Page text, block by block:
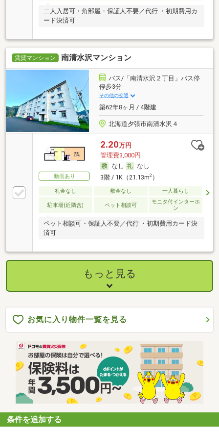
二人入居可・角部屋・保証人不要／代行 ・初期費用カ
ード決済可
賃貸マンション 南清水沢マンション
バス/「南清水沢２丁目」バス停
停歩3分
その他の交通
築62年8ヶ月 / 4階建
北海道夕張市南清水沢４
動画あり
2.20万円
管理費3,000円
なし
なし
3階 / 1K（21.13m2）
礼金なし 敷金なし 一人暮らし
駐車場(近隣含) ペット相談可
モニタ付インターホ
ン
ペット相談可・保証人不要／代行 ・初期費用カード決
済可
もっと見る
お気に入り物件一覧を見る
条件を追加する